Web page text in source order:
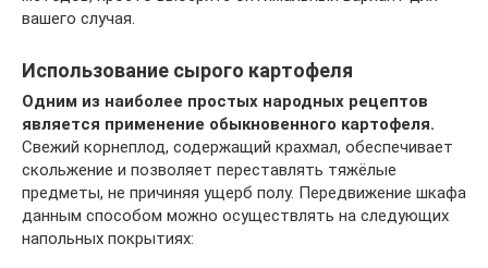
вашего случая.
Использование сырого картофеля
Одним из наиболее простых народных рецептов
является применение обыкновенного картофеля.
Свежий корнеплод, содержащий крахмал, обеспечивает
скольжение и позволяет переставлять тяжёлые
предметы, не причиняя ущерб полу. Передвижение шкафа
данным способом можно осуществлять на следующих
напольных покрытиях: